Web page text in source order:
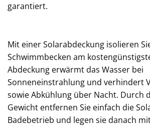
garantiert.
Mit einer Solarabdeckung isolieren
Schwimmbecken am
Abdeckung erwärmt das Wasser bei
Sonneneinstrahlung und verhindert
sowie Abkühlung über Nacht. Durch
Gewicht entfernen Sie einfach die
Badebetrieb und legen sie danach